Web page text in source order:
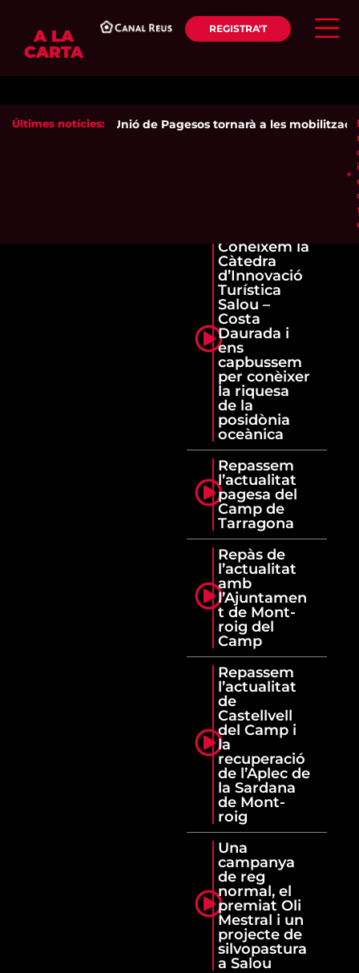
A LA
CARTA
REGISTRA'T
Últimes notícies:Unió de Pagesos tornarà a les
Coneixem la
Càtedra
d’Innovació
Turística
Salou –
Costa
Daurada i
ens
capbussem
per conèixer
la riquesa
de la
posidònia
oceànica
Repassem
l’actualitat
pagesa del
Camp de
Tarragona
Repàs de
l’actualitat
amb
l’Ajuntamen
t de Mont-
roig del
Camp
Repassem
l’actualitat
de
Castellvell
del Camp i
la
recuperació
de l’Aplec de
la Sardana
de Mont-
roig
Una
campanya
de reg
normal, el
premiat Oli
Mestral i un
projecte de
silvopastura
a Salou